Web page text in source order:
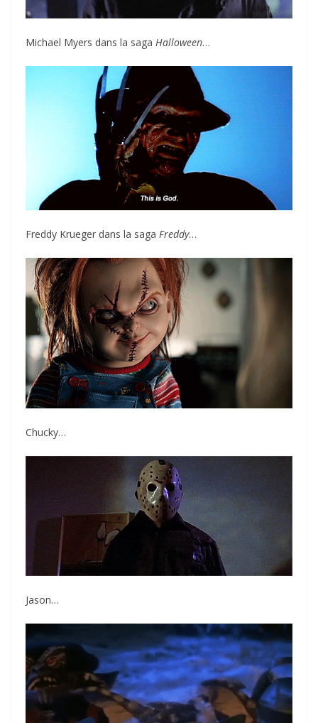
Michael Myers dans la saga Halloween…
Freddy Krueger dans la saga Freddy…
Chucky…
Jason…